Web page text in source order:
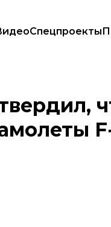
Спецпроекты
F-16